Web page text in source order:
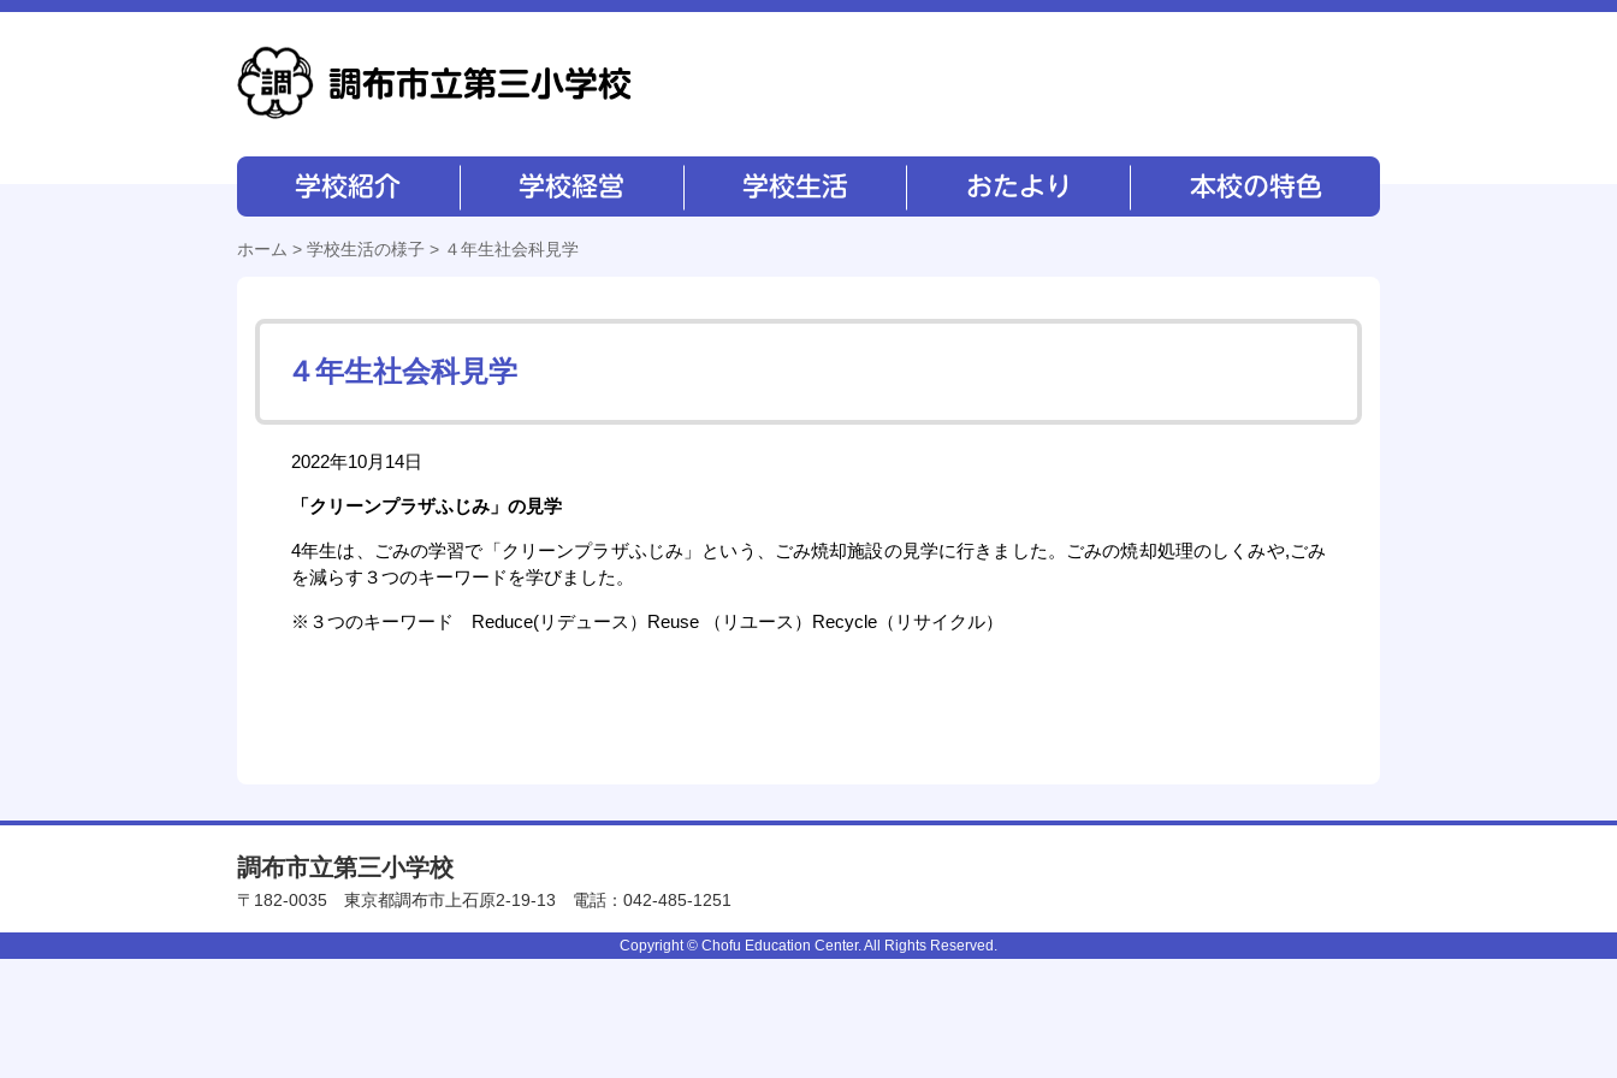
ホーム > 学校生活の様子 > ４年生社会科見学
４年生社会科見学
2022年10月14日
「クリーンプラザふじみ」の見学
4年生は、ごみの学習で「クリーンプラザふじみ」という、ごみ焼却施設の見学に行きました。ごみの焼却処理のしくみや,ごみ
を減らす３つのキーワードを学びました。
※３つのキーワード Reduce(リデュース）Reuse （リユース）Recycle（リサイクル）
調布市立第三小学校
〒182-0035 東京都調布市上石原2-19-13 電話：042-485-1251
Copyright © Chofu Education Center. All Rights Reserved.